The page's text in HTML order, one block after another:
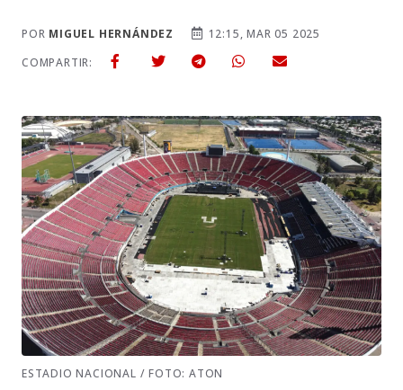
POR MIGUEL HERNÁNDEZ
12:15, MAR 05 2025
COMPARTIR:
ESTADIO NACIONAL / FOTO: ATON